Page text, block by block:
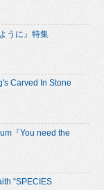
うに』特集
Carved In Stone
『You need the
“SPECIES